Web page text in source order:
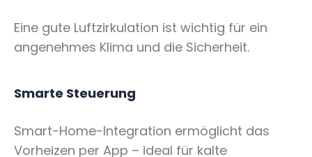
Eine gute Luftzirkulation ist wichtig für ein
angenehmes Klima und die Sicherheit.
Smarte Steuerung
Smart-Home-Integration ermöglicht das
Vorheizen per App – ideal für kalte